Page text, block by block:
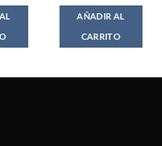
AÑADIR AL
CARRITO